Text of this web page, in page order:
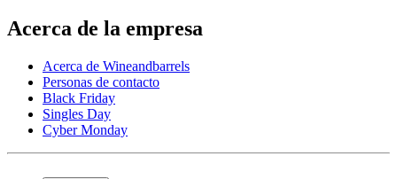
Acerca de la empresa
Acerca de Wineandbarrels
Personas de contacto
Black Friday
Singles Day
Cyber Monday